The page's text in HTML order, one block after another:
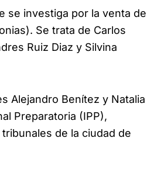
se investiga por la venta de
Se trata de Carlos
Ruiz Diaz y Silvina
Alejandro Benítez y Natalia
Preparatoria (IPP),
de la ciudad de